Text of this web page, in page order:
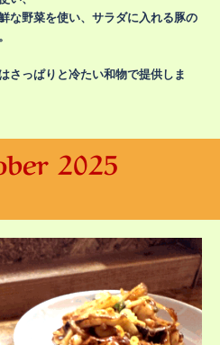
な野菜を使い、サラダに入れる豚の
さっぱりと冷たい和物で提供しま
2025